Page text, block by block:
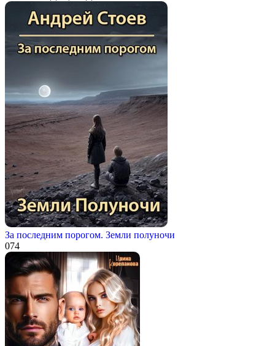
За последним порогом. Земли полуночи
074